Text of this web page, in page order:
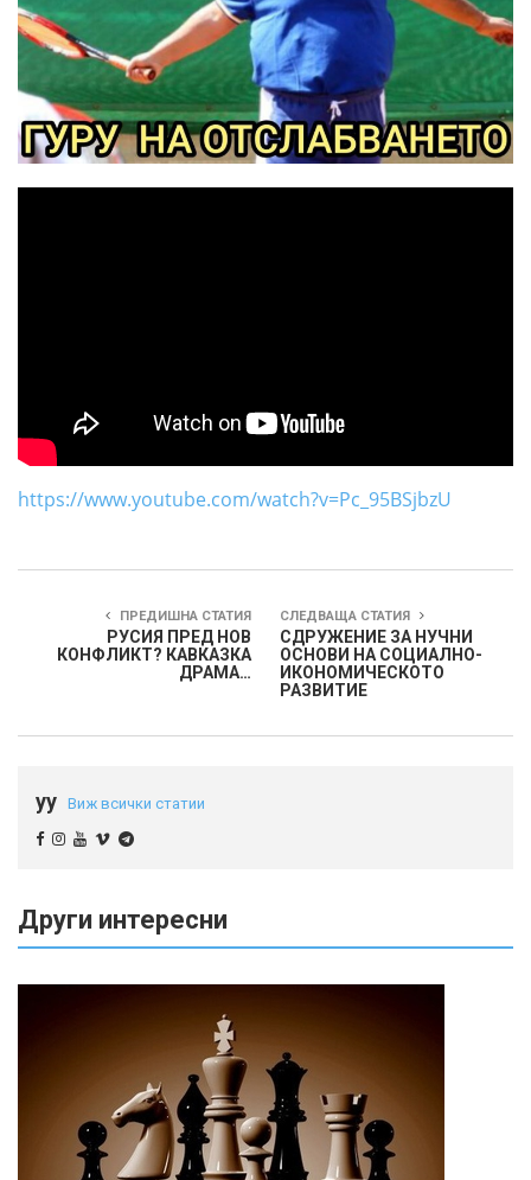
https://www.youtube.com/watch?v=Pc_95BSjbzU
ПРЕДИШНА СТАТИЯ
РУСИЯ ПРЕД НОВ
КОНФЛИКТ? КАВКАЗКА
ДРАМА…
СЛЕДВАЩА СТАТИЯ
СДРУЖЕНИЕ ЗА НУЧНИ
ОСНОВИ НА СОЦИАЛНО-
ИКОНОМИЧЕСКОТО
РАЗВИТИЕ
yy Виж всички статии
Други интересни